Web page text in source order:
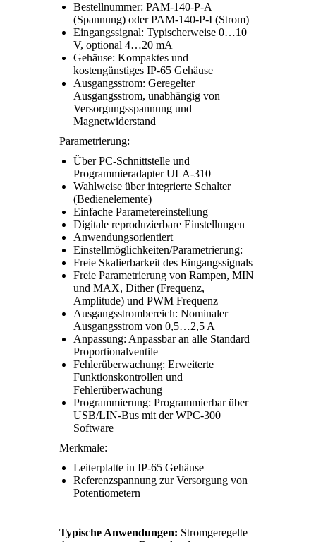
Bestellnummer: PAM-140-P-A
(Spannung) oder PAM-140-P-I (Strom)
Eingangssignal: Typischerweise 0…10
V, optional 4…20 mA
Gehäuse: Kompaktes und
kostengünstiges IP-65 Gehäuse
Ausgangsstrom: Geregelter
Ausgangsstrom, unabhängig von
Versorgungsspannung und
Magnetwiderstand
Parametrierung:
Über PC-Schnittstelle und
Programmieradapter ULA-310
Wahlweise über integrierte Schalter
(Bedienelemente)
Einfache Parametereinstellung
Digitale reproduzierbare Einstellungen
Anwendungsorientiert
Einstellmöglichkeiten/Parametrierung:
Freie Skalierbarkeit des Eingangssignals
Freie Parametrierung von Rampen, MIN
und MAX, Dither (Frequenz,
Amplitude) und PWM Frequenz
Ausgangsstrombereich: Nominaler
Ausgangsstrom von 0,5…2,5 A
Anpassung: Anpassbar an alle Standard
Proportionalventile
Fehlerüberwachung: Erweiterte
Funktionskontrollen und
Fehlerüberwachung
Programmierung: Programmierbar über
USB/LIN-Bus mit der WPC-300
Software
Merkmale:
Leiterplatte in IP-65 Gehäuse
Referenzspannung zur Versorgung von
Potentiometern
Typische Anwendungen: Stromgeregelte